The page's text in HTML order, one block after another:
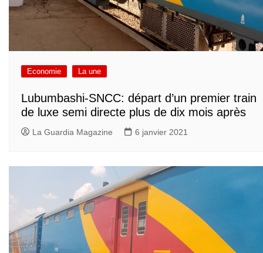
Economie La une
Lubumbashi-SNCC: départ d’un premier train
de luxe semi directe plus de dix mois après
La Guardia Magazine 6 janvier 2021